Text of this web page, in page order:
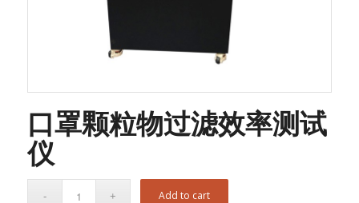
口罩颗粒物过滤效率测试
仪
Add to cart